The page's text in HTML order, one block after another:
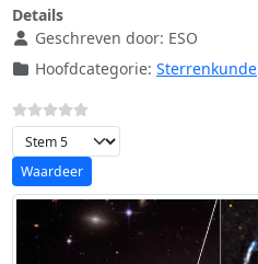
Details
Geschreven door: ESO
Hoofdcategorie: Sterrenkunde
Voeg waardering toe